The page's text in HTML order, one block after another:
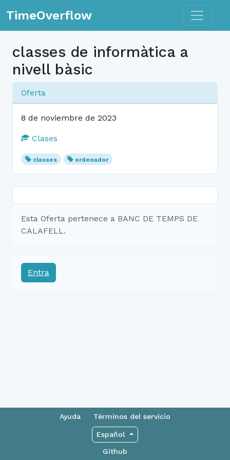
TimeOverflow Toggle
classes de informàtica a
nivell bàsic
Oferta
8 de noviembre de 2023
Clases
classes ordenador
Esta Oferta pertenece a BANC DE TEMPS DE
CALAFELL.
Entra
Ayuda Términos del servicio
Español
Github